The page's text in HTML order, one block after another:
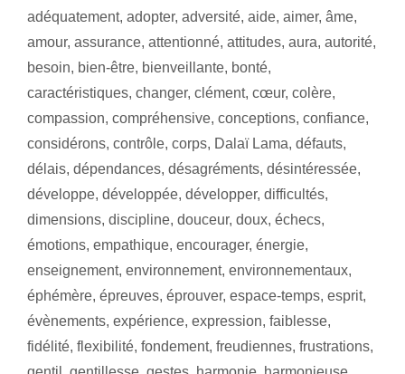
adéquatement, adopter, adversité, aide, aimer, âme,
amour, assurance, attentionné, attitudes, aura, autorité,
besoin, bien-être, bienveillante, bonté,
caractéristiques, changer, clément, cœur, colère,
compassion, compréhensive, conceptions, confiance,
considérons, contrôle, corps, Dalaï Lama, défauts,
délais, dépendances, désagréments, désintéressée,
développe, développée, développer, difficultés,
dimensions, discipline, douceur, doux, échecs,
émotions, empathique, encourager, énergie,
enseignement, environnement, environnementaux,
éphémère, épreuves, éprouver, espace-temps, esprit,
évènements, expérience, expression, faiblesse,
fidélité, flexibilité, fondement, freudiennes, frustrations,